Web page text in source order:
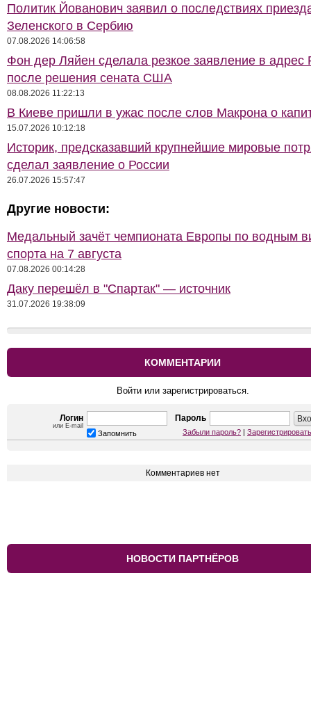
Политик Йованович заявил о последствиях
Зеленского в Сербию
07.08.2026 14:06:58
Фон дер Ляйен сделала резкое заявление в адрес
после решения сената США
08.08.2026 11:22:13
В Киеве пришли в ужас после слов Макрона о
15.07.2026 10:12:18
Историк, предсказавший крупнейшие мировые
сделал заявление о России
26.07.2026 15:57:47
Другие новости:
Медальный зачёт чемпионата Европы по водным
спорта на 7 августа
07.08.2026 00:14:28
Даку перешёл в "Спартак" — источник
31.07.2026 19:38:09
КОММЕНТАРИИ
Войти или зарегистрироваться.
Логин
или E-mail
Пароль
Запомнить Забыли пароль? |
Комментариев нет
НОВОСТИ ПАРТНЁРОВ